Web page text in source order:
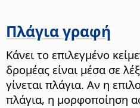
Πλάγια γραφή
Κάνει το επιλεγμένο
δρομέας είναι μέσα σε
γίνεται πλάγια. Αν η
πλάγια, η μορφοποίηση